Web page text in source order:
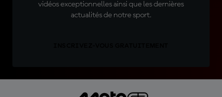
vidéos exceptionnelles ainsi que les dernières
actualités de notre sport.